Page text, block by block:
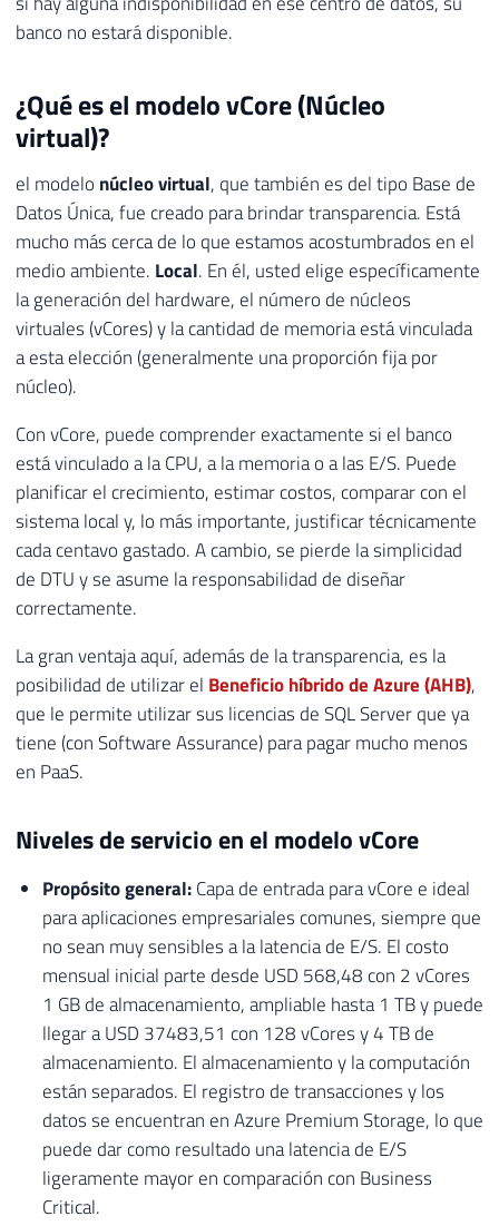
banco no estará disponible.
¿Qué es el modelo vCore (Núcleo
virtual)?
el modelo núcleo virtual, que también es del tipo Base de
Datos Única, fue creado para brindar transparencia. Está
mucho más cerca de lo que estamos acostumbrados en el
medio ambiente. Local. En él, usted elige específicamente
la generación del hardware, el número de núcleos
virtuales (vCores) y la cantidad de memoria está vinculada
a esta elección (generalmente una proporción fija por
núcleo).
Con vCore, puede comprender exactamente si el banco
está vinculado a la CPU, a la memoria o a las E/S. Puede
planificar el crecimiento, estimar costos, comparar con el
sistema local y, lo más importante, justificar técnicamente
cada centavo gastado. A cambio, se pierde la simplicidad
de DTU y se asume la responsabilidad de diseñar
correctamente.
La gran ventaja aquí, además de la transparencia, es la
posibilidad de utilizar el Beneficio híbrido de Azure (AHB),
que le permite utilizar sus licencias de SQL Server que ya
tiene (con Software Assurance) para pagar mucho menos
en PaaS.
Niveles de servicio en el modelo vCore
Propósito general:Capa de entrada para vCore e ideal
para aplicaciones empresariales comunes, siempre que
no sean muy sensibles a la latencia de E/S. El costo
mensual inicial parte desde USD 568,48 con 2 vCores
1 GB de almacenamiento, ampliable hasta 1 TB y puede
llegar a USD 37483,51 con 128 vCores y 4 TB de
almacenamiento. El almacenamiento y la computación
están separados. El registro de transacciones y los
datos se encuentran en Azure Premium Storage, lo que
puede dar como resultado una latencia de E/S
ligeramente mayor en comparación con Business
Critical.